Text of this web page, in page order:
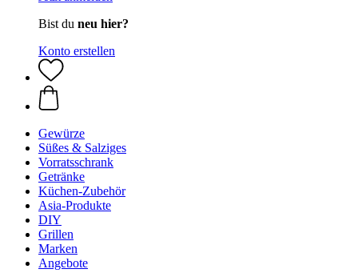
Bist du neu hier?
Konto erstellen
Gewürze
Süßes & Salziges
Vorratsschrank
Getränke
Küchen-Zubehör
Asia-Produkte
DIY
Grillen
Marken
Angebote